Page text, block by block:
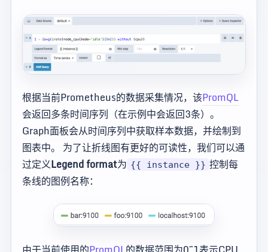
根据当前Prometheus的数据采集情况，该PromQL
会返回多条时间序列（在示例中会返回3条）。
Graph面板会从时间序列中获取样本数据，并绘制到
图表中。 为了让折线图有更好的可读性，我们可以通
过定义Legend format为 {{ instance }} 控制每
条线的图例名称：